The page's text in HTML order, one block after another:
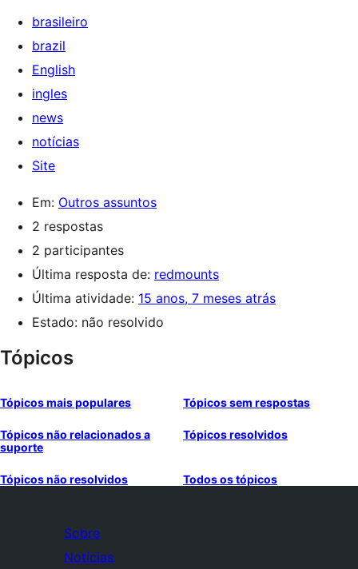
brasileiro
brazil
English
ingles
news
notícias
Site
Em: Outros assuntos
2 respostas
2 participantes
Última resposta de: redmounts
Última atividade: 15 anos, 7 meses atrás
Estado: não resolvido
Tópicos
Tópicos mais populares Tópicos sem respostas
Tópicos não relacionados a
suporte
Tópicos resolvidos
Tópicos não resolvidos Todos os tópicos
Sobre
Notícias